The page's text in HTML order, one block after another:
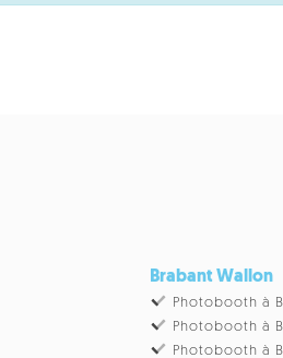
Brabant Wallon
Photobooth à
Photobooth à
Photobooth à